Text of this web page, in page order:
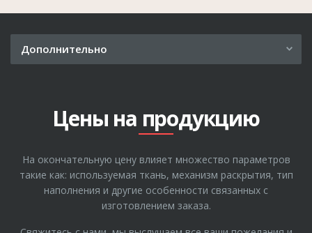
Дополнительно
О компании
Отзывы
Полезные статьи
Цены на продукцию
На окончательную цену влияет множество параметров
такие как: используемая ткань, механизм раскрытия, тип
наполнения и другие особенности связанных с
изготовлением заказа.